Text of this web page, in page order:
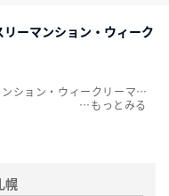
ーマンション・ウィーク
幌
札幌市厚別区/リフォーム済のマンスリーマンション・ウィークリーマンション賃貸物件一覧を掲載中。敷金・礼金無料、家具・家電付をご紹介。こだわり条件での絞込みも簡単！
…